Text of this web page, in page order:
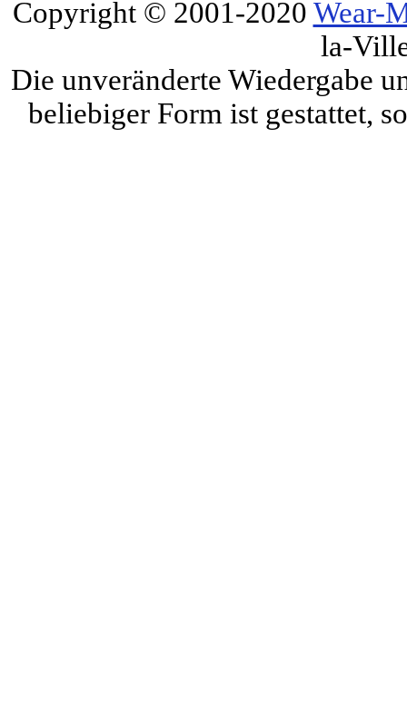
Copyright © 2001-2020 Wear-
la-
Die unveränderte Wiedergabe
beliebiger Form ist gestattet,